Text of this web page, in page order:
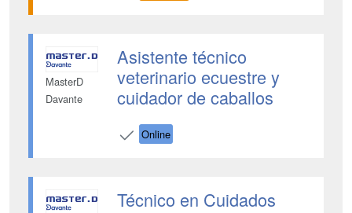
MasterD
Davante
Asistente técnico
veterinario ecuestre y
cuidador de caballos
Online
Técnico en Cuidados